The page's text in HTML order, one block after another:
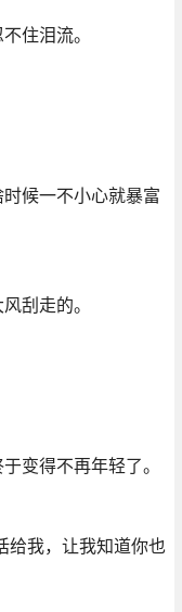
住泪流。
候一不小心就暴富
刮走的。
变得不再年轻了。
给我，让我知道你也